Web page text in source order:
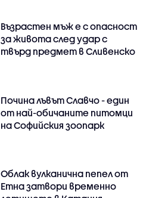
Възрастен мъж е с опасност
за живота след удар с
твърд предмет в Сливенско
Почина лъвът Славчо - един
от най-обичаните питомци
на Софийския зоопарк
Облак вулканична пепел от
Етна затвори временно